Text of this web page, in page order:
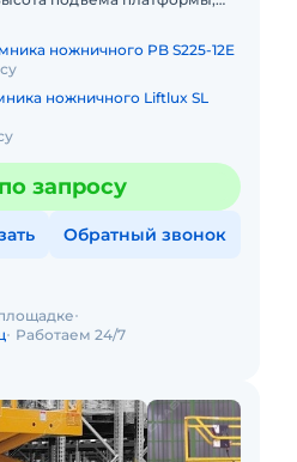
ножничного PB S225-12E
ножничного Liftlux SL
запросу
Обратный звонок
Работаем 24/7